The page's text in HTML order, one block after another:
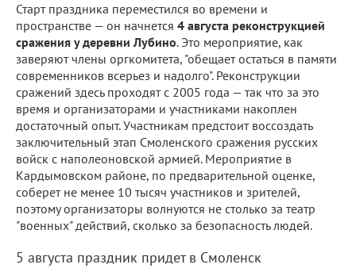
Старт праздника переместился во времени и
пространстве — он начнется 4 августа реконструкцией
сражения у деревни Лубино. Это мероприятие, как
заверяют члены оргкомитета, "обещает остаться в памяти
современников всерьез и надолго". Реконструкции
сражений здесь проходят с 2005 года — так что за это
время и организаторами и участниками накоплен
достаточный опыт. Участникам предстоит воссоздать
заключительный этап Смоленского сражения русских
войск с наполеоновской армией. Мероприятие в
Кардымовском районе, по предварительной оценке,
соберет не менее 10 тысяч участников и зрителей,
поэтому организаторы волнуются не столько за театр
"военных" действий, сколько за безопасность людей.
5 августа праздник придет в Смоленск